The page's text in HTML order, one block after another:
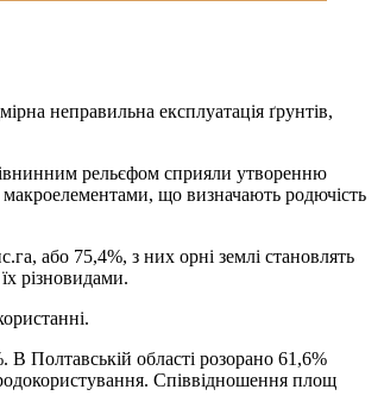
неправильна експлуатація ґрунтів,
рельєфом сприяли утворенню
макроелементами, що визначають родючість
або 75,4%, з них орні землі становлять
різновидами.
В Полтавській області розорано 61,6%
Співвідношення площ